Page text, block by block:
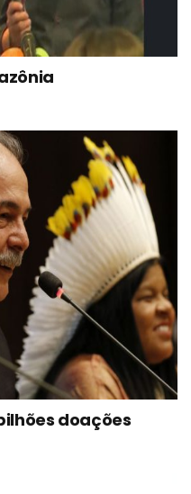
doações